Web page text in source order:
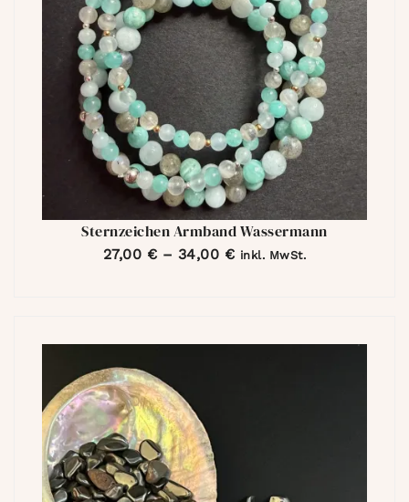
Sternzeichen Armband Wassermann
27,00 € – 34,00 € inkl. MwSt.